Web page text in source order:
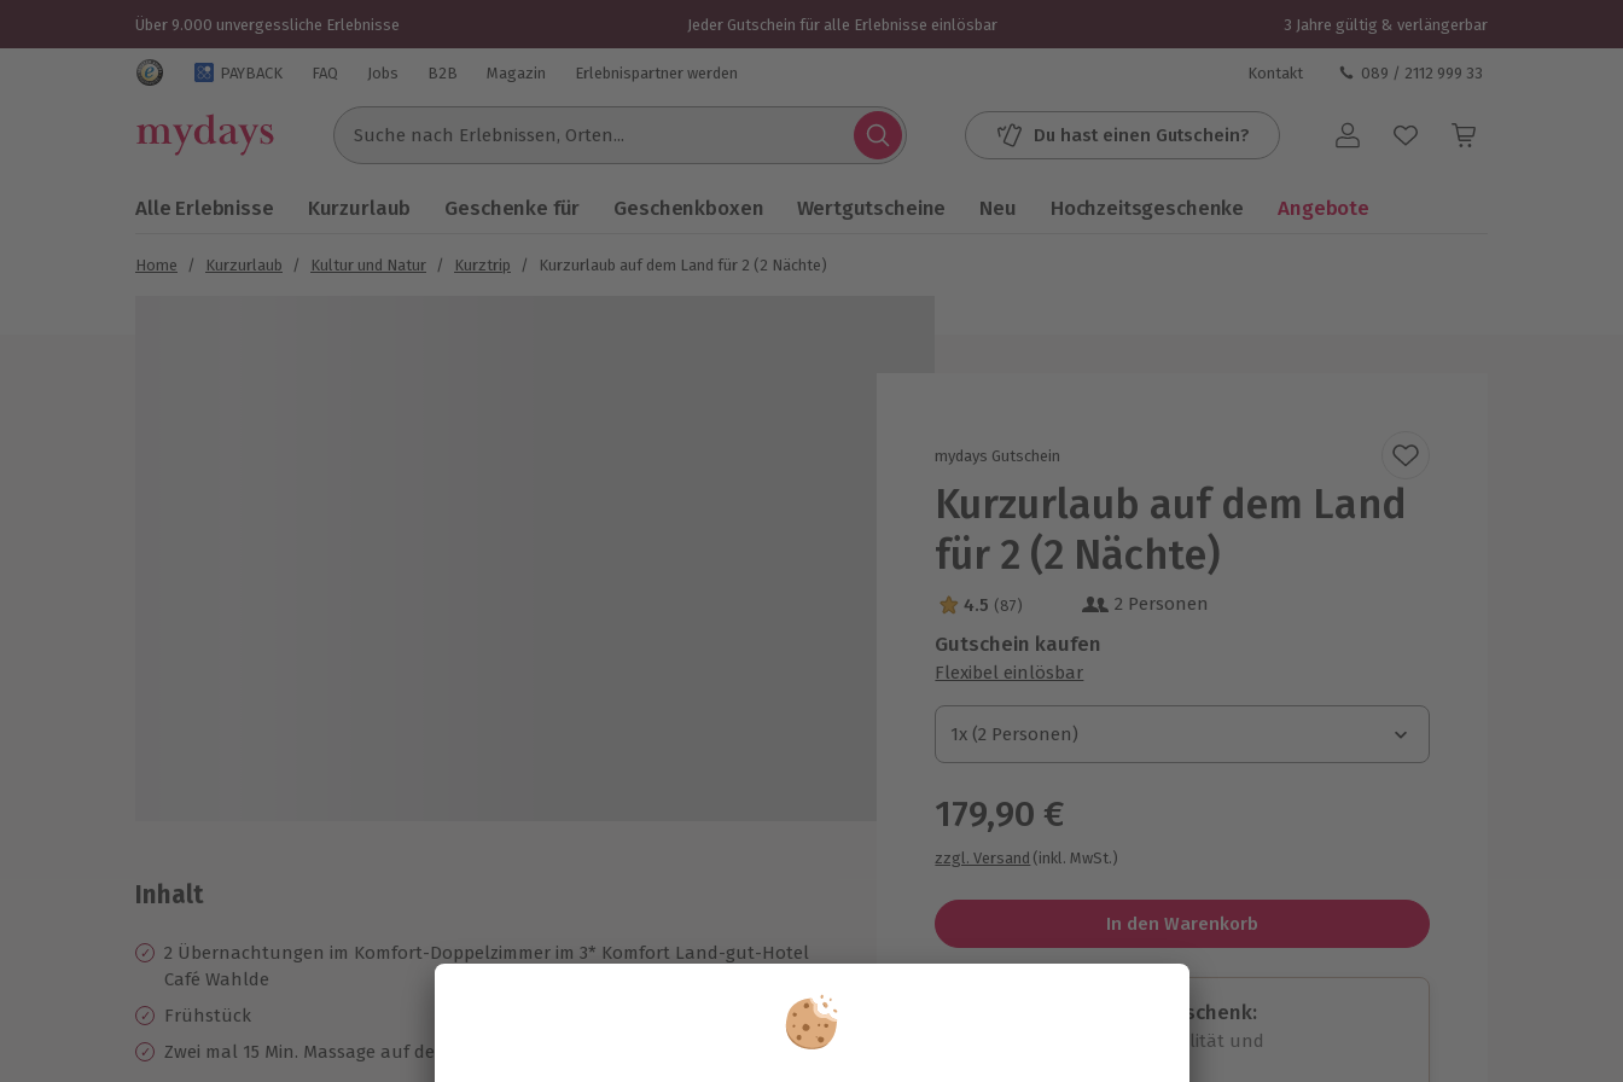
Über 9.000 unvergessliche Erlebnisse Jeder Gutschein für alle Erlebnisse einlösbar 3 Jahre gültig & verlängerbar
Trustedshops Bewertungen für mydays.de
PAYBACK FAQ Jobs B2B Magazin Erlebnispartner werden Kontakt 089 / 2112 999 33
Suche nach Erlebnissen...
Du hast einen Gutschein? Benutzerkonto
Alle Erlebnisse Kurzurlaub Geschenke für Geschenkboxen Wertgutscheine Neu Hochzeitsgeschenke Angebote
Home / Kurzurlaub / Kultur und Natur / Kurztrip / Kurzurlaub auf dem Land für 2 (2 Nächte)
mydays Gutschein
Kurzurlaub auf dem Land
für 2 (2 Nächte)
4.5 Sterne von 5 aus 87 Bewertungen
4.5 (87) 2 Personen
Gutschein kaufen
Flexibel einlösbar
1x (2 Personen)
1x (2 Personen)
1x (2 Personen)
179,90 €
zzgl. Versand (inkl. MwSt.)
In den Warenkorb
Immer das passende Geschenk:
Große Auswahl, volle Flexibilität und
Inhalt
2 Übernachtungen im Komfort-Doppelzimmer im 3* Komfort Land-gut-Hotel
Café Wahlde
Frühstück
Zwei mal 15 Min. Massage auf der Hydromassageliege